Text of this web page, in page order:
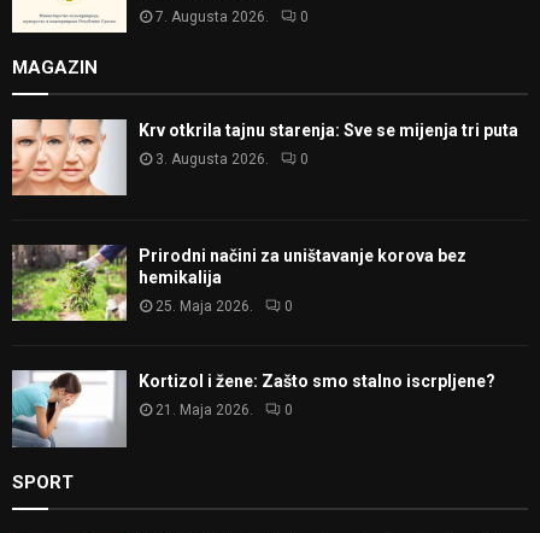
7. Augusta 2026. 0
MAGAZIN
Krv otkrila tajnu starenja: Sve se mijenja tri puta
3. Augusta 2026. 0
Prirodni načini za uništavanje korova bez
hemikalija
25. Maja 2026. 0
Kortizol i žene: Zašto smo stalno iscrpljene?
21. Maja 2026. 0
SPORT